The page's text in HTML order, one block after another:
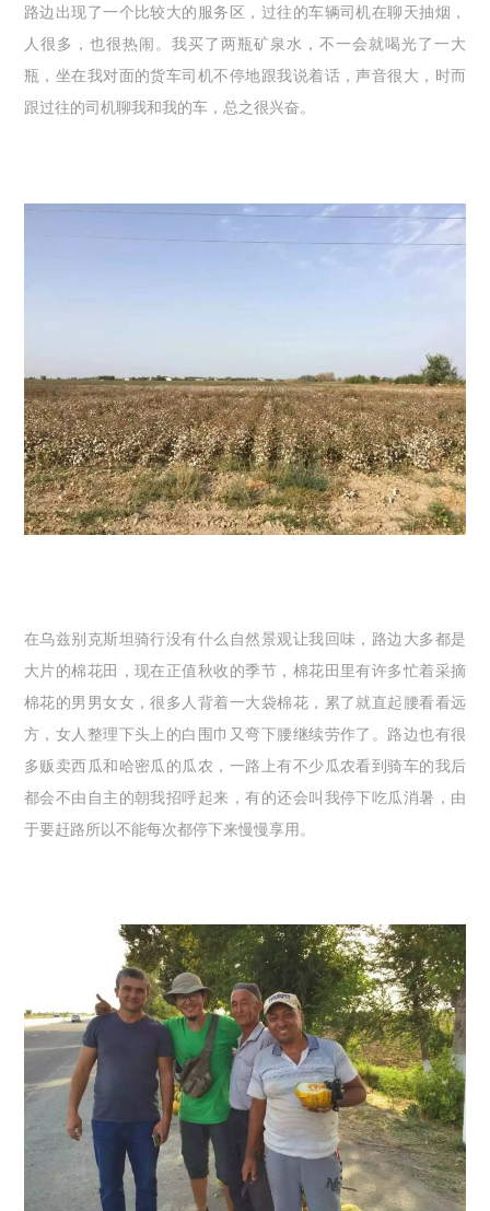
路边出现了一个比较大的服务区，过往的车辆司机在聊天抽烟，
人很多，也很热闹。我买了两瓶矿泉水，不一会就喝光了一大
瓶，坐在我对面的货车司机不停地跟我说着话，声音很大，时而
跟过往的司机聊我和我的车，总之很兴奋。
在乌兹别克斯坦骑行没有什么自然景观让我回味，路边大多都是
大片的棉花田，现在正值秋收的季节，棉花田里有许多忙着采摘
棉花的男男女女，很多人背着一大袋棉花，累了就直起腰看看远
方，女人整理下头上的白围巾又弯下腰继续劳作了。路边也有很
多贩卖西瓜和哈密瓜的瓜农，一路上有不少瓜农看到骑车的我后
都会不由自主的朝我招呼起来，有的还会叫我停下吃瓜消暑，由
于要赶路所以不能每次都停下来慢慢享用。